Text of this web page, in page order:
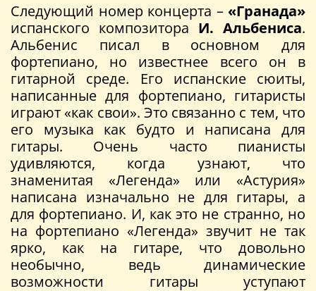
Следующий номер концерта – «Гранада»
испанского композитора И. Альбениса.
Альбенис писал в основном для
фортепиано, но известнее всего он в
гитарной среде. Его испанские сюиты,
написанные для фортепиано, гитаристы
играют «как свои». Это связанно с тем, что
его музыка как будто и написана для
гитары. Очень часто пианисты
удивляются, когда узнают, что
знаменитая «Легенда» или «Астурия»
написана изначально не для гитары, а
для фортепиано. И, как это не странно, но
на фортепиано «Легенда» звучит не так
ярко, как на гитаре, что довольно
необычно, ведь динамические
возможности гитары уступают